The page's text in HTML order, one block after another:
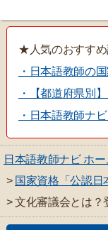
★人気のおすす
・日本語教師の
・【都道府県別
・日本語教師ナ
日本語教師ナビ ホー
> 国家資格「公認日
> 文化審議会とは？